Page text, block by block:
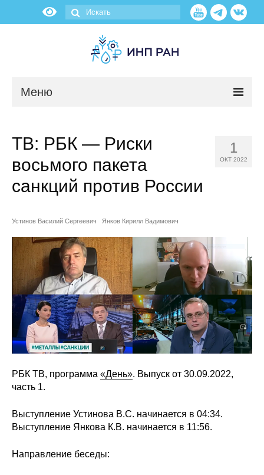
Меню
Об институте
Администрация
Сотрудники
Отчетность
Противодействие коррупции
Материалы для СМИ
Публикации
Научная жизнь
Проблемы прогнозирования
1
ОКТ 2022
ТВ: РБК — Риски
восьмого пакета
санкций против России
Устинов Василий Сергеевич Янков Кирилл Вадимович
РБК ТВ, программа «День». Выпуск от 30.09.2022,
часть 1.
Выступление Устинова В.С. начинается в 04:34.
Выступление Янкова К.В. начинается в 11:56.
Направление беседы: